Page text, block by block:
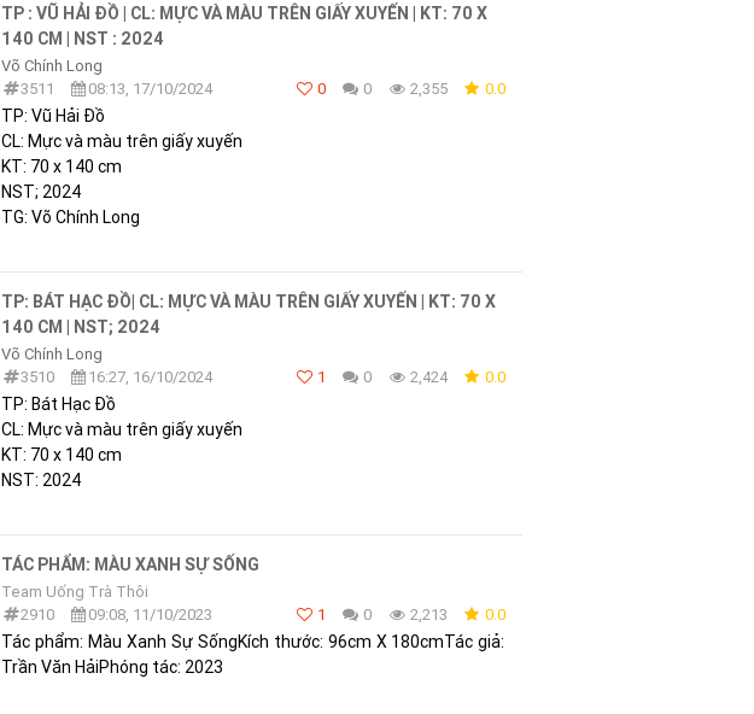
TP : VŨ HẢI ĐỒ | CL: MỰC VÀ MÀU TRÊN GIẤY XUYẾN | KT: 70 X
140 CM | NST : 2024
Võ Chính Long
3511
08:13, 17/10/2024 0 0 2,355 0.0
TP: Vũ Hải Đồ
CL: Mực và màu trên giấy xuyến
KT: 70 x 140 cm
NST; 2024
TG: Võ Chính Long
TP: BÁT HẠC ĐỒ| CL: MỰC VÀ MÀU TRÊN GIẤY XUYẾN | KT: 70 X
140 CM | NST; 2024
Võ Chính Long
3510
16:27, 16/10/2024 1 0 2,424 0.0
TP: Bát Hạc Đồ
CL: Mực và màu trên giấy xuyến
KT: 70 x 140 cm
NST: 2024
TÁC PHẨM: MÀU XANH SỰ SỐNG
Team Uống Trà Thôi
2910
09:08, 11/10/2023 1 0 2,213 0.0
Tác phẩm: Màu Xanh Sự SốngKích thước: 96cm X 180cmTác giả:
Trần Văn HảiPhóng tác: 2023